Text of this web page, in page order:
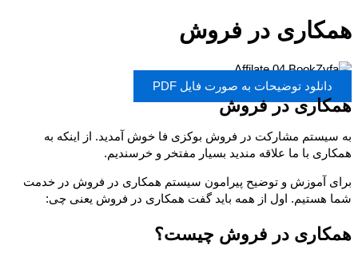
همکاری در فروش
دانلود توضیحات به صورت فایل PDF
همکاری در فروش
به سیستم مشارکت در فروش بوکزی فا خوش آمدید. از اینکه به
همکاری با ما علاقه مندید بسیار مفتخر و خرسندیم.
برای آموزش و توضیح پیرامون سیستم همکاری در فروش در خدمت
شما هستیم. اول از همه باید گفت همکاری در فروش یعنی چی:
همکاری در فروش چیست؟